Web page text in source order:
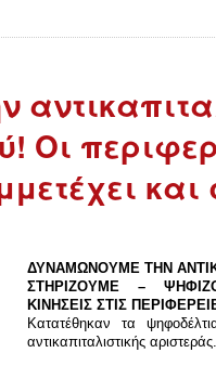
Οι
και
ΔΥΝΑΜΩΝΟΥΜΕ ΤΗΝ
ΣΤΗΡΙΖΟΥΜΕ –
ΚΙΝΗΣΕΙΣ ΣΤΙΣ
Κατατέθηκαν τα
αντικαπιταλιστικής αριστεράς.